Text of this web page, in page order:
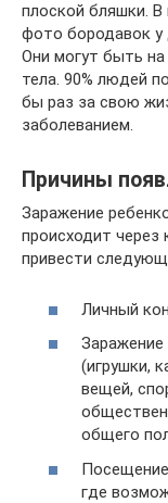
плоской бляшки.
фото бородавок у
Они могут быть на
тела. 90% людей
бы раз за свою
заболеванием.
Причины
Заражение
происходит через
привести
Личный
(игрушки,
вещей,
общего
где